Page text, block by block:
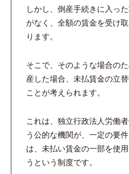
採用情報
カウンセリング
よくあるご質問
リモート相談
しかし、倒産手続きに入っ
がなく、全額の賃金を受け
ります。
そこで、そのような場合の
産した場合、未払賃金の立
ことが考えられます。
これは、独立行政法人労働
う公的な機関が、一定の要
は、未払い賃金の一部を使
うという制度です。